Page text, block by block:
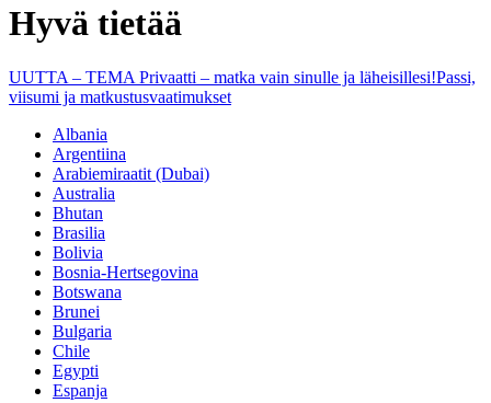
Hyvä tietää
UUTTA – TEMA Privaatti – matka vain sinulle ja läheisillesi!Passi,
viisumi ja matkustusvaatimukset
Albania
Argentiina
Arabiemiraatit (Dubai)
Australia
Bhutan
Brasilia
Bolivia
Bosnia-Hertsegovina
Botswana
Brunei
Bulgaria
Chile
Egypti
Espanja